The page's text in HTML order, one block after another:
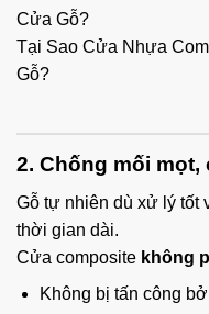
Tại Sao Cửa Nhựa
Gỗ?
2. Chống mối
Gỗ tự nhiên dù xử lý tốt
thời gian dài.
Cửa composite không
Không bị tấn công